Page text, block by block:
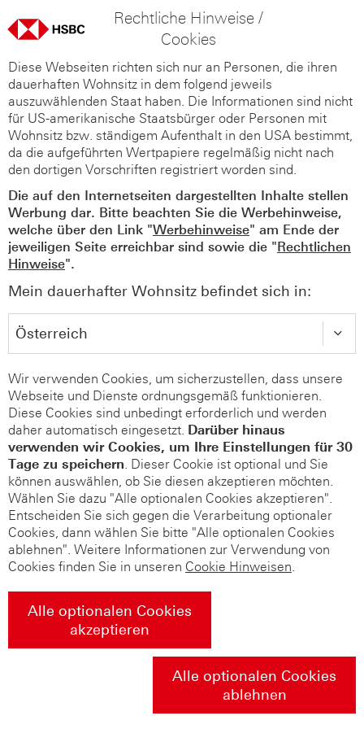
Rechtliche Hinweise /
Cookies
Diese Webseiten richten sich nur an Personen, die ihren
dauerhaften Wohnsitz in dem folgend jeweils
auszuwählenden Staat haben. Die Informationen sind nicht
für US-amerikanische Staatsbürger oder Personen mit
Wohnsitz bzw. ständigem Aufenthalt in den USA bestimmt,
da die aufgeführten Wertpapiere regelmäßig nicht nach
den dortigen Vorschriften registriert worden sind.
Die auf den Internetseiten dargestellten Inhalte stellen
Werbung dar. Bitte beachten Sie die Werbehinweise,
welche über den Link "Werbehinweise" am Ende der
jeweiligen Seite erreichbar sind sowie die "Rechtlichen
Hinweise".
Mein dauerhafter Wohnsitz befindet sich in:
Wir verwenden Cookies, um sicherzustellen, dass unsere
Webseite und Dienste ordnungsgemäß funktionieren.
Diese Cookies sind unbedingt erforderlich und werden
daher automatisch eingesetzt. Darüber hinaus
verwenden wir Cookies, um Ihre Einstellungen für 30
Tage zu speichern. Dieser Cookie ist optional und Sie
können auswählen, ob Sie diesen akzeptieren möchten.
Wählen Sie dazu "Alle optionalen Cookies akzeptieren".
Entscheiden Sie sich gegen die Verarbeitung optionaler
Cookies, dann wählen Sie bitte "Alle optionalen Cookies
ablehnen". Weitere Informationen zur Verwendung von
Cookies finden Sie in unseren Cookie Hinweisen.
Alle optionalen Cookies
akzeptieren
Alle optionalen Cookies
ablehnen